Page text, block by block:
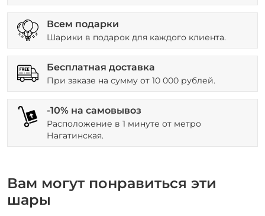
Всем подарки
Шарики в подарок для каждого клиента.
Бесплатная доставка
При заказе на сумму от 10 000 рублей.
-10% на самовывоз
Расположение в 1 минуте от метро
Нагатинская.
Вам могут понравиться эти
шары